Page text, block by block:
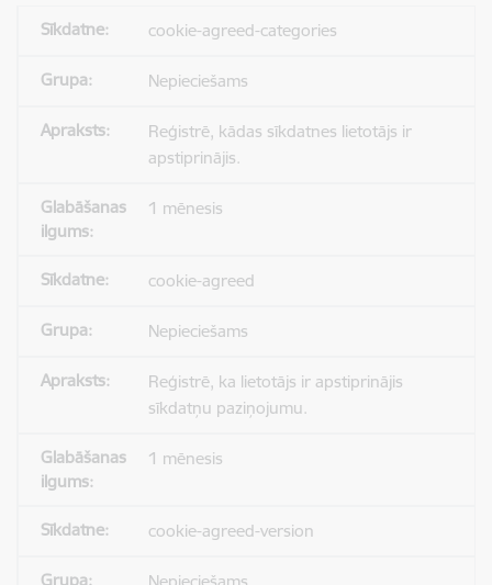
cookie-agreed-categories
Nepieciešams
Reģistrē, kādas sīkdatnes lietotājs ir
apstiprinājis.
1 mēnesis
cookie-agreed
Nepieciešams
Reģistrē, ka lietotājs ir apstiprinājis
sīkdatņu paziņojumu.
1 mēnesis
cookie-agreed-version